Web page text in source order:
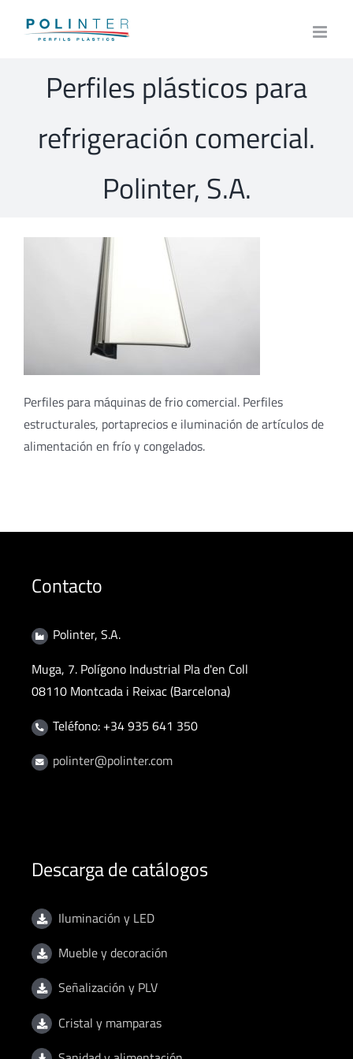
Perfiles plásticos para
refrigeración comercial.
Polinter, S.A.
Perfiles para máquinas de frio comercial. Perfiles
estructurales, portaprecios e iluminación de artículos de
alimentación en frío y congelados.
Contacto
Polinter, S.A.
Muga, 7. Polígono Industrial Pla d'en Coll
08110 Montcada i Reixac (Barcelona)
Teléfono: +34 935 641 350
polinter@polinter.com
Descarga de catálogos
Iluminación y LED
Mueble y decoración
Señalización y PLV
Cristal y mamparas